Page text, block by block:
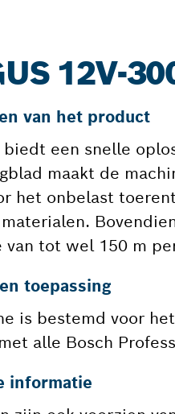
12V-
van het product
biedt een snelle
maakt de
het onbelast
tot wel 150 m
toepassing
is bestemd voor
alle Bosch
informatie